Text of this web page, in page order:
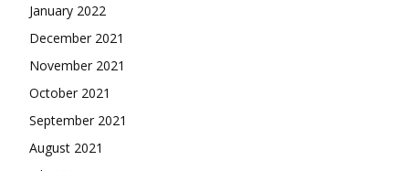
January 2022
December 2021
November 2021
October 2021
September 2021
August 2021